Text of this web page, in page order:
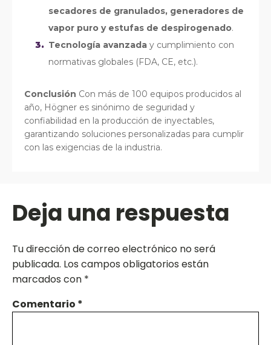
secadores de granulados, generadores de
vapor puro y estufas de despirogenado.
Tecnología avanzada y cumplimiento con
normativas globales (FDA, CE, etc.).
Conclusión Con más de 100 equipos producidos al
año, Högner es sinónimo de seguridad y
confiabilidad en la producción de inyectables,
garantizando soluciones personalizadas para cumplir
con las exigencias de la industria.
Deja una respuesta
Tu dirección de correo electrónico no será
publicada. Los campos obligatorios están
marcados con *
Comentario *